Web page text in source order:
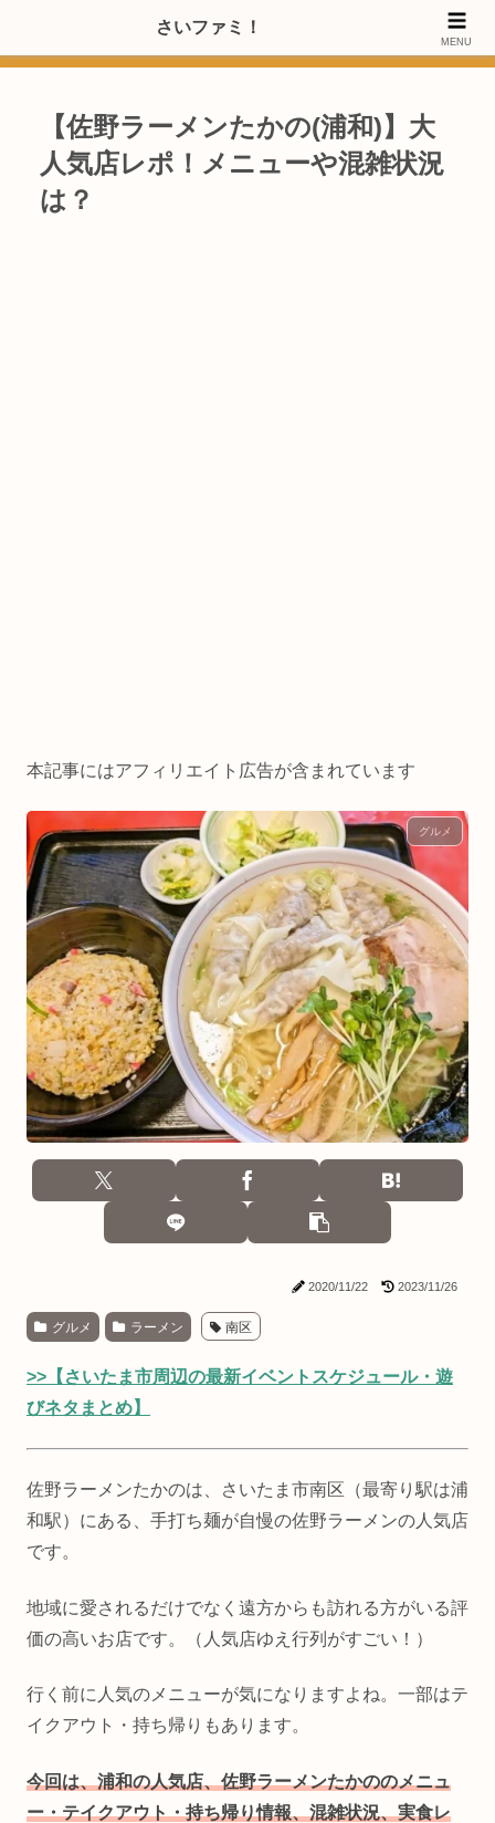
>>【PRのご協力内容更新しました】さいたま市のファミリー世代・20～
【佐野ラーメンたかの(浦和)】大
人気店レポ！メニューや混雑状況
は？
本記事にはアフィリエイト広告が含まれています
グルメ
2020/11/22 2023/11/26
グルメ ラーメン 南区
>>【さいたま市周辺の最新イベントスケジュール・遊
びネタまとめ】
佐野ラーメンたかのは、さいたま市南区（最寄り駅は浦
和駅）にある、手打ち麺が自慢の佐野ラーメンの人気店
です。
地域に愛されるだけでなく遠方からも訪れる方がいる評
価の高いお店です。（人気店ゆえ行列がすごい！）
行く前に人気のメニューが気になりますよね。一部はテ
イクアウト・持ち帰りもあります。
今回は、浦和の人気店、佐野ラーメンたかののメニュ
ー・テイクアウト・持ち帰り情報、混雑状況、実食レ
さいファミ！
MENU